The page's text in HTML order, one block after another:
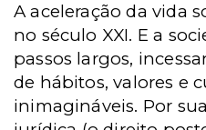
A aceleração da vida
no século XXI. E a
passos largos,
de hábitos, valores e
inimagináveis. Por